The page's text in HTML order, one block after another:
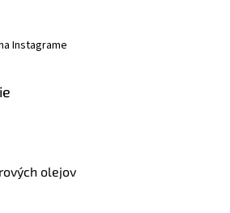
Instagrame
olejov